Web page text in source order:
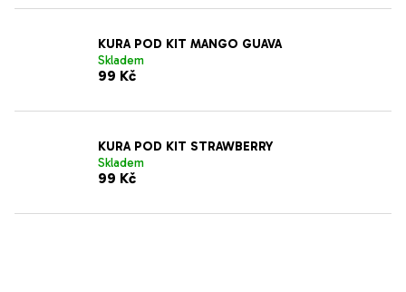
KURA POD KIT MANGO GUAVA
Skladem
99 Kč
KURA POD KIT STRAWBERRY
Skladem
99 Kč